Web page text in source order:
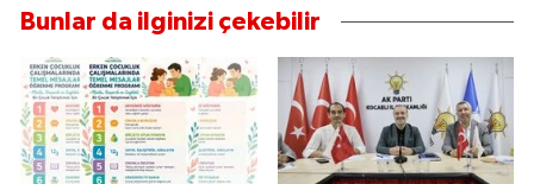
Bunlar da ilginizi çekebilir